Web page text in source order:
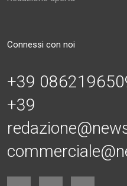
Connessi con noi
+39
+39